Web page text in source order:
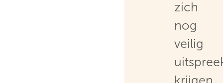
zich
nog
veilig
krijgen